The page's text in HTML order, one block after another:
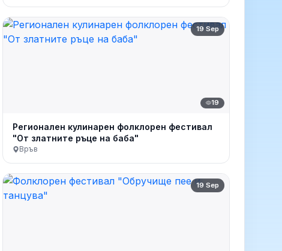
19 Sep
19
Регионален кулинарен фолклорен фестивал
"От златните ръце на баба"
Връв
19 Sep